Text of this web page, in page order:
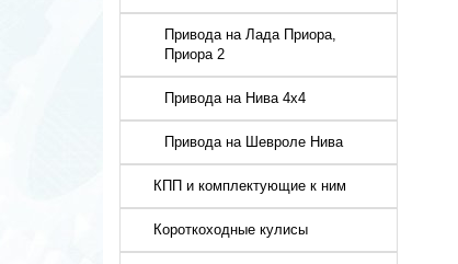
Привода на Лада Приора,
Приора 2
Привода на Нива 4х4
Привода на Шевроле Нива
КПП и комплектующие к ним
Короткоходные кулисы